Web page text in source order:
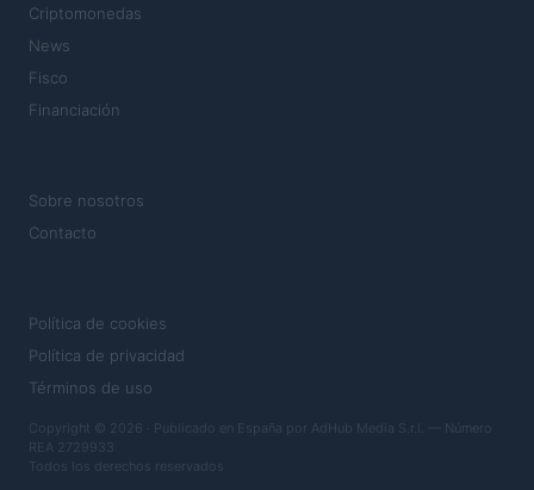
Criptomonedas
News
Fisco
Financiación
Sobre nosotros
Contacto
Política de cookies
Política de privacidad
Términos de uso
Copyright © 2026 · Publicado en España por AdHub Media S.r.l. — Número
REA 2729933
Todos los derechos reservados